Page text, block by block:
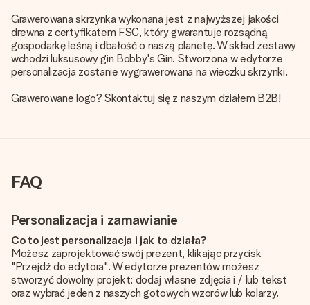
Grawerowana skrzynka wykonana jest z najwyższej jakości
drewna z certyfikatem FSC, który gwarantuje rozsądną
gospodarkę leśną i dbałość o naszą planetę. W skład zestawy
wchodzi luksusowy gin Bobby's Gin. Stworzona w edytorze
personalizacja zostanie wygrawerowana na wieczku skrzynki.
Grawerowane logo? Skontaktuj się z naszym działem B2B!
FAQ
Personalizacja i zamawianie
Co to jest personalizacja i jak to działa?
Możesz zaprojektować swój prezent, klikając przycisk
"Przejdź do edytora". W edytorze prezentów możesz
stworzyć dowolny projekt: dodaj własne zdjęcia i / lub tekst
oraz wybrać jeden z naszych gotowych wzorów lub kolarzy.